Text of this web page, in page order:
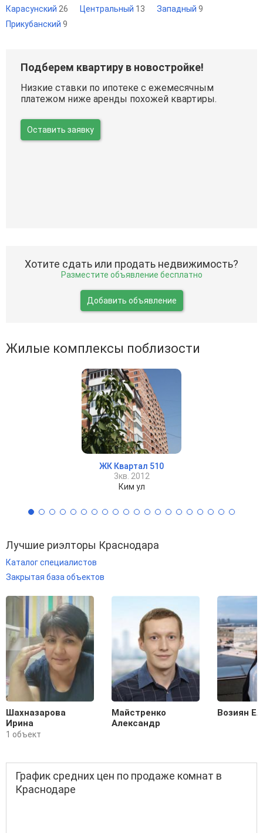
Карасунский 26 Центральный 13 Западный 9
Прикубанский 9
Подберем квартиру в новостройке!
Низкие ставки по ипотеке с ежемесячным
платежом ниже аренды похожей квартиры.
Оставить заявку
Хотите сдать или продать недвижимость?
Разместите объявление бесплатно
Добавить объявление
Жилые комплексы поблизости
ЖК Квартал 510
3кв. 2012
Ким ул
Лучшие риэлторы Краснодара
Каталог специалистов
Закрытая база объектов
Шахназарова
Ирина
1 объект
Майстренко
Александр
Возиян
График средних цен по продаже комнат в
Краснодаре